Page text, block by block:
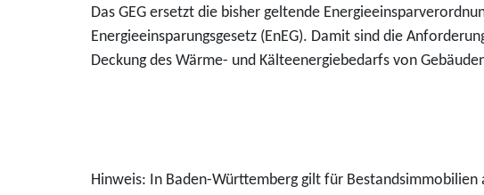
Das GEG ersetzt die bisher geltende
Energieeinsparungsgesetz (EnEG). Damit sind die
Deckung des Wärme- und Kälteenergiebedarfs von
Hinweis: In Baden-Württemberg gilt für Bestandsimmobilien